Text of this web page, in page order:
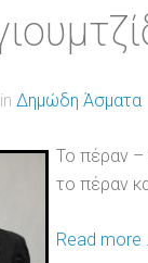
inΔημώδη Άσματα
Το πέραν –
το πέραν
Read more